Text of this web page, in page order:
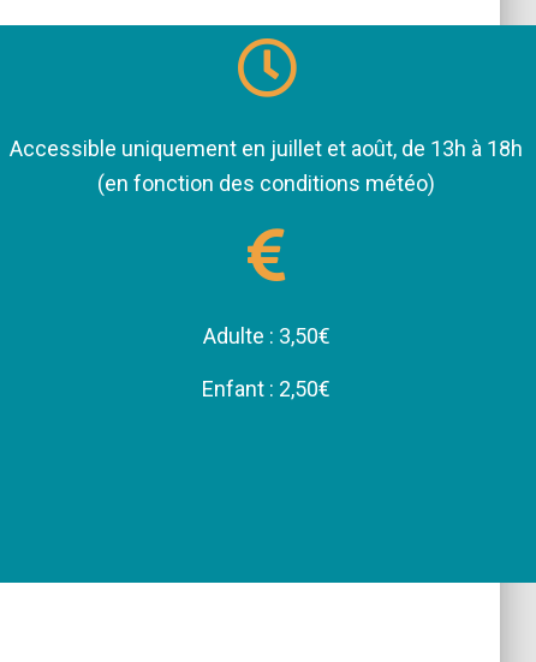
Accessible uniquement en juillet et août, de 13h à 18h
(en fonction des conditions météo)
Adulte : 3,50€
Enfant : 2,50€